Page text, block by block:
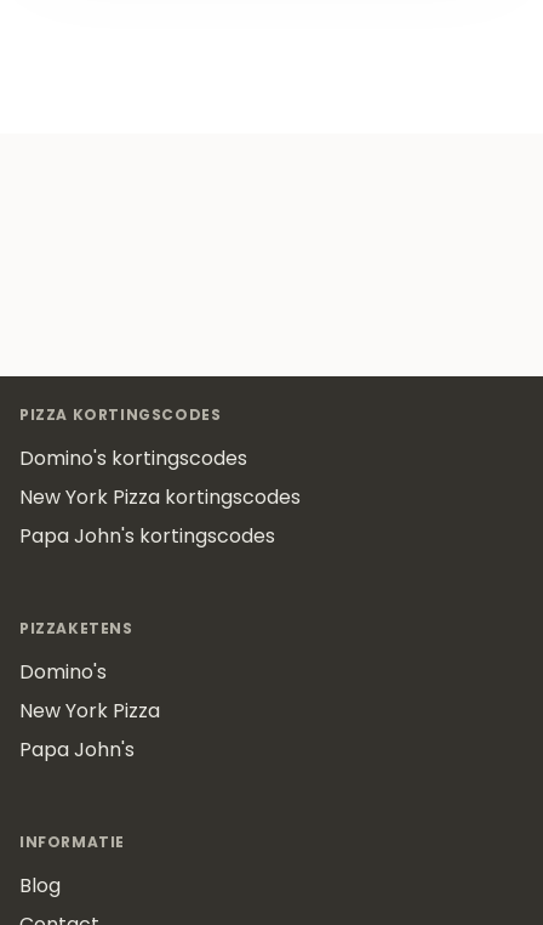
PIZZA KORTINGSCODES
Domino's kortingscodes
New York Pizza kortingscodes
Papa John's kortingscodes
PIZZAKETENS
Domino's
New York Pizza
Papa John's
INFORMATIE
Blog